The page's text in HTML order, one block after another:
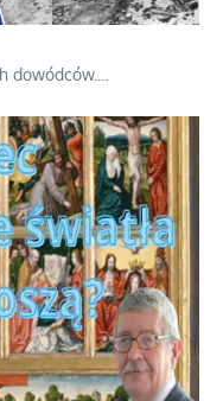
dowódców.